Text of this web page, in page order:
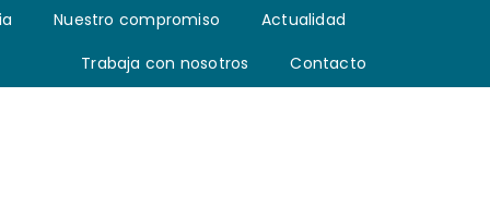
Nuestro compromiso
Actualidad
Trabaja con nosotros
Contacto